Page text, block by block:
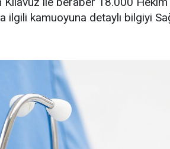
ilgili kamuoyuna detaylı bilgiyi